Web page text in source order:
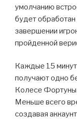
умолчанию
будет
завершении
пройденной
Каждые 15 минут
получают одно
Колесе Фортуны
Меньше всего
создавая